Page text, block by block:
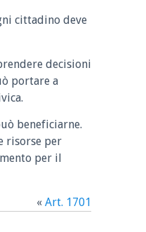
cittadino deve
decisioni
portare a
beneficiarne.
risorse per
per il
« Art. 1701